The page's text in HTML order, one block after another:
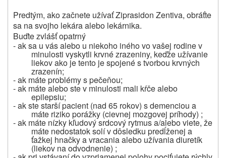
Predtým, ako začnete užívať Ziprasidon Zentiva, obráťte
sa na svojho lekára alebo lekárnika.
Buďte zvlášť opatrný
- ak sa u vás alebo u niekoho iného vo vašej rodine v
minulosti vyskytli krvné zrazeniny, keďže užívanie
liekov ako je tento je spojené s tvorbou krvných
zrazenín;
- ak máte problémy s pečeňou;
- ak máte alebo ste v minulosti mali kŕče alebo
epilepsiu;
- ak ste starší pacient (nad 65 rokov) s demenciou a
máte riziko porážky (cievnej mozgovej príhody) ;
- ak máte nízky kľudový srdcový rytmus a/alebo viete, že
máte nedostatok solí v dôsledku predĺženej a
ťažkej hnačky a vracania alebo užívania diuretík
(liekov na odvodnenie) ;